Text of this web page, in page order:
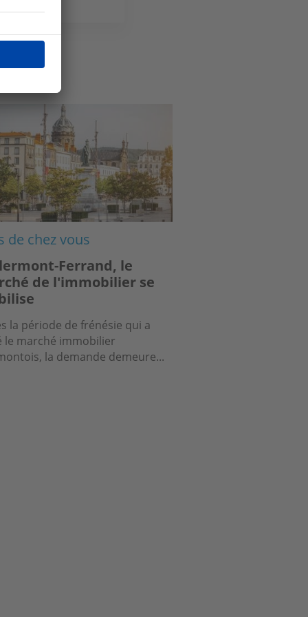
de chez vous
Ferrand, le
de l'immobilier se
la période de frénésie qui a
le marché immobilier
la demande demeure...